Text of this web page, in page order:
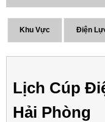
Khu Vực Điện
Lịch Cúp
Hải Phòng